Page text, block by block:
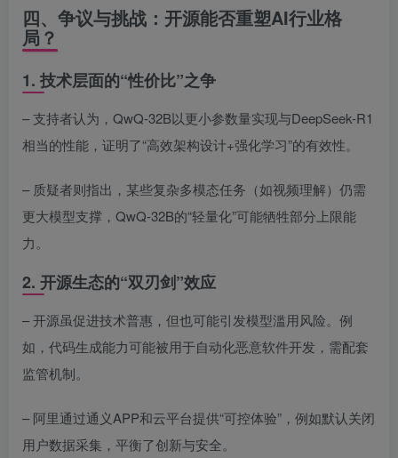
四、争议与挑战：开源能否重塑AI行业格
局？
1. 技术层面的“性价比”之争
– 支持者认为，QwQ-32B以更小参数量实现与DeepSeek-R1
相当的性能，证明了“高效架构设计+强化学习”的有效性。
– 质疑者则指出，某些复杂多模态任务（如视频理解）仍需
更大模型支撑，QwQ-32B的“轻量化”可能牺牲部分上限能
力。
2. 开源生态的“双刃剑”效应
– 开源虽促进技术普惠，但也可能引发模型滥用风险。例
如，代码生成能力可能被用于自动化恶意软件开发，需配套
监管机制。
– 阿里通过通义APP和云平台提供“可控体验”，例如默认关闭
用户数据采集，平衡了创新与安全。